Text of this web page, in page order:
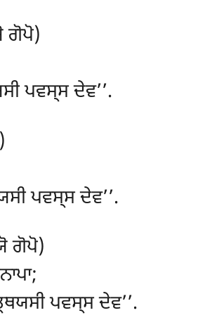
ਗੋਪੋ)
ਪਵਸ੍ਸ ਦੇਵ’’.
ਪਵਸ੍ਸ ਦੇਵ’’.
ਗੋਪੋ)
ਪਵਸ੍ਸ ਦੇਵ’’.